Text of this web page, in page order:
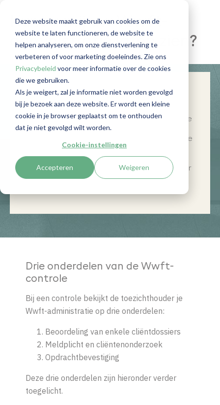
Deze website maakt gebruik van cookies om de
website te laten functioneren, de website te
helpen analyseren, om onze dienstverlening te
verbeteren of voor marketing doeleindes. Zie ons
Privacybeleid voor meer informatie over de cookies
die we gebruiken.
Als je weigert, zal je informatie niet worden gevolgd
bij je bezoek aan deze website. Er wordt een kleine
cookie in je browser geplaatst om te onthouden
dat je niet gevolgd wilt worden.
Cookie-instellingen
Accepteren Weigeren
Kunt u mij uw Wwft-
administratie laten zien?
Vraag 2 van de toezichthouder
vraag: ‘Hoe bepaalt u of een zaak onder de
Wwft valt?’ bespraken wij in een
. In dit artikel gaan wij in op de volgende
vraag van de toezichthouder tijdens een
controle, namelijk: ‘Kunt u mij uw Wwft-
administratie laten zien?’ Je leest hieronder
wat je moet kunnen tonen om volledig
Drie onderdelen van de Wwft-
controle
Bij een controle bekijkt de toezichthouder je
Wwft-administratie op drie onderdelen:
Beoordeling van enkele cliëntdossiers
Meldplicht en cliëntenonderzoek
Opdrachtbevestiging
Deze drie onderdelen zijn hieronder verder
toegelicht.